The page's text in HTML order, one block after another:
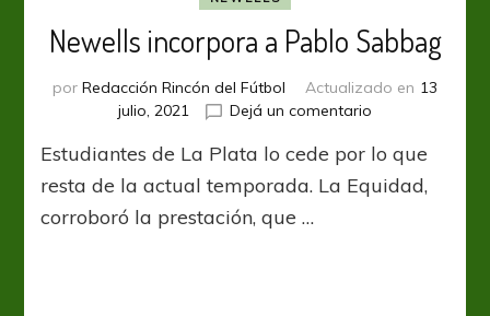
Newells incorpora a Pablo Sabbag
por Redacción Rincón del Fútbol Actualizado en 13
julio, 2021
Dejá un comentario
incorpora
a
Estudiantes de La Plata lo cede por lo que
resta de la actual temporada. La Equidad,
corroboró la prestación, que …